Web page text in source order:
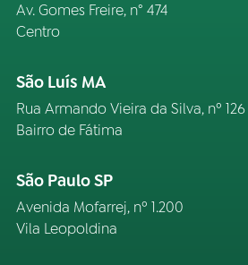
Av. Gomes Freire, n° 474
Centro
São Luís MA
Rua Armando Vieira da Silva, nº 126
Bairro de Fátima
São Paulo SP
Avenida Mofarrej, nº 1.200
Vila Leopoldina